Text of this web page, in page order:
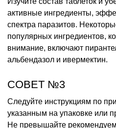
активные ингредиенты,
спектра паразитов.
популярных ингредиентов,
внимание, включают
альбендазол и ивермектин.
СОВЕТ №3
Следуйте инструкциям по
указанным на упаковке или
Не превышайте